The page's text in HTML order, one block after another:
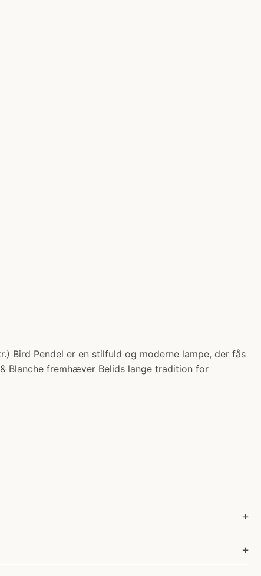
Bird Pendel er en stilfuld og moderne lampe, der fås
Blanche fremhæver Belids lange tradition for